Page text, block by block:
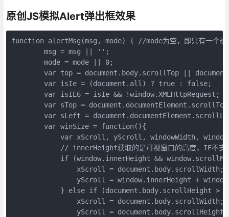
原创JS模拟Alert弹出框效果
function alertMsg(msg, mode) { //mode为空，即只有一个确认
        msg = msg || '';
        mode = mode || 0;
var top = document.body.scrollTop ||
        var isIe = (document.all) ? true : false;
        var isIE6 = isIe && !window.XMLHttpRequest;
var sTop =
var sLeft =
        var winSize = function(){
var xScroll, yScroll, windowWidth,
// innerHeight获取的是可视窗口的高度，IE不支
if (window.innerHeight &&
                xScroll = document.body.scrollWidth;
yScroll = window.innerHeight +
} else if (document.body.scrollHeight >
                xScroll = document.body.scrollWidth;
                yScroll = document.body.scrollHeight;